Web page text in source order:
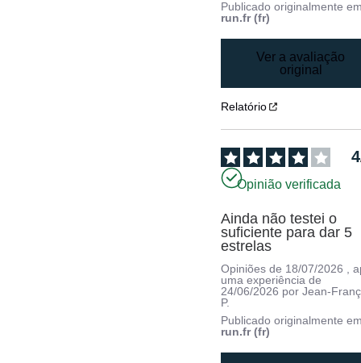
Publicado originalmente
run.fr (fr)
Ver a avaliação
original
Relatório
4
Opinião verificada
Ainda não testei o
suficiente para dar 5
estrelas
Opiniões de 18/07/2026 ,
uma experiência de
24/06/2026 porJean-
P.
Publicado originalmente
run.fr (fr)